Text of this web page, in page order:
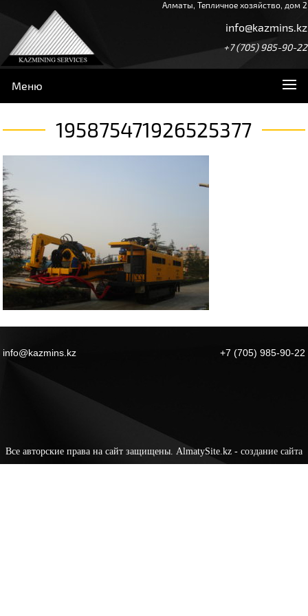
info@kazmins.kz
Алматы, Тепличное хозяйство, дом 2
+7 (705) 985-90-22
Меню
195875471926525377
info@kazmins.kz +7 (705) 985-90-22
Все авторские права на сайт защищены. AlmatySite.kz - создание сайта